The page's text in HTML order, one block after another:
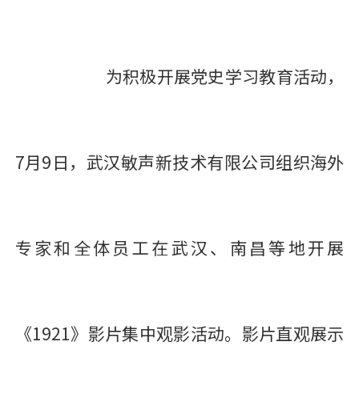
为积极开展党史学习教育活动，
7月9日，武汉敏声新技术有限公司组织海外
专家和全体员工在武汉、南昌等地开展
《1921》影片集中观影活动。影片直观展示